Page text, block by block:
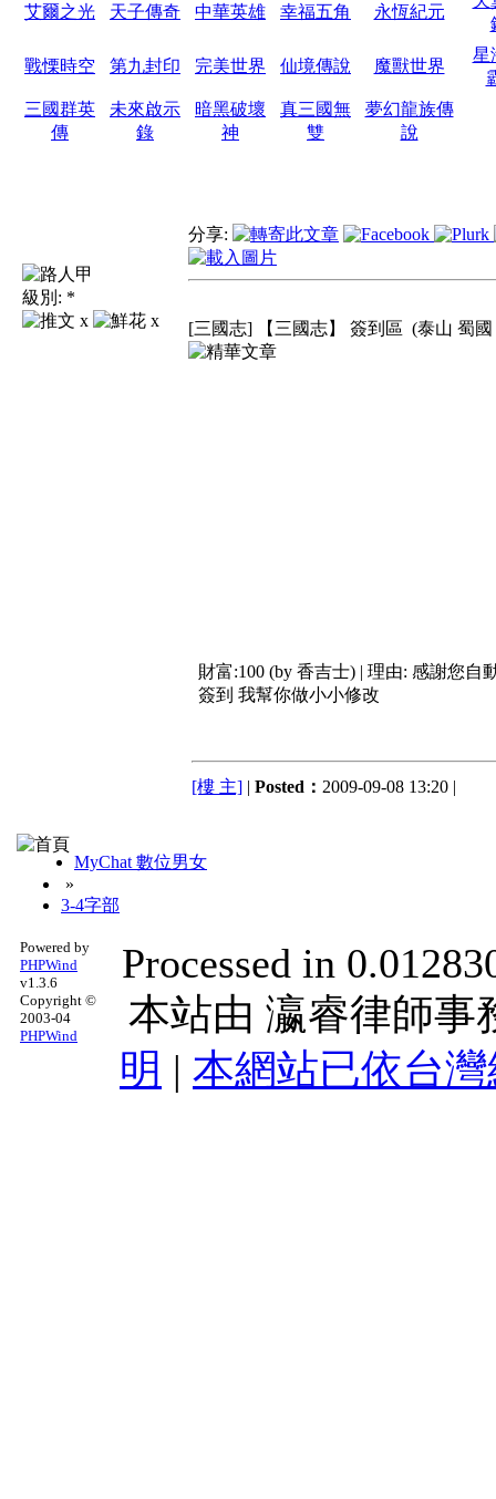
艾爾之光 天子傳奇 中華英雄 幸福五角 永恆紀元
戰慄時空 第九封印 完美世界 仙境傳說 魔獸世界
星
三國群英
傳
未來啟示
錄
暗黑破壞
神
真三國無
雙
夢幻龍族傳
說
級別: *
x
x
分享:
[三國志] 【三國志】 簽到區 (泰山 蜀
財富:100 (by 香吉士) | 理由: 感謝您自
簽到 我幫你做小小修改
[樓 主] | Posted： 2009-09-08 13:20 |
MyChat 數位男女
»
3-4字部
Powered by
PHPWind
v1.3.6
Copyright ©
2003-04
PHPWind
Processed in
本站由 瀛睿律師事
明 | 本網站已依台